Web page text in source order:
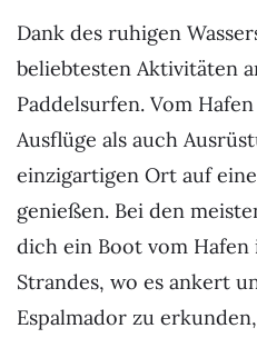
Dank des ruhigen
beliebtesten Aktivitäten
Paddelsurfen. Vom
Ausflüge als auch
einzigartigen Ort auf
genießen. Bei den
dich ein Boot vom Hafen
Strandes, wo es ankert
Espalmador zu